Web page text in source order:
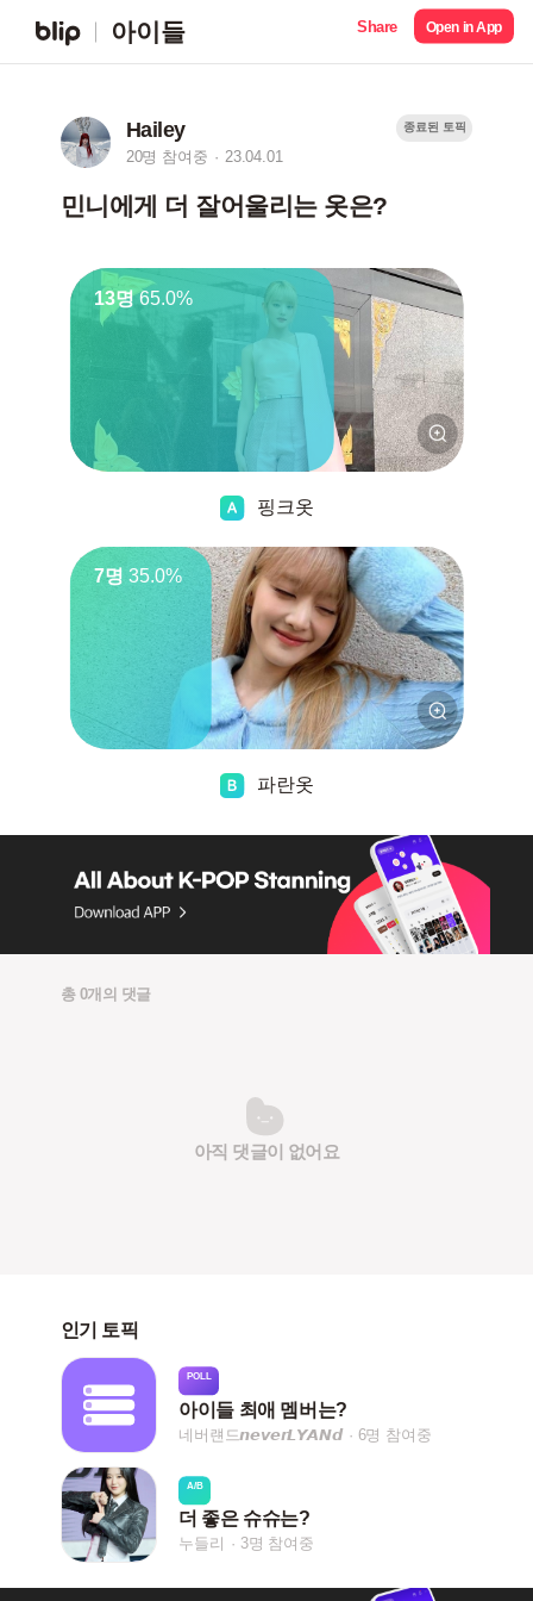
아이들 Share Open in App
Hailey
20명 참여중 23.04.01
종료된 토픽
민니에게 더 잘어울리는 옷은?
13명 65.0%
핑크옷
7명 35.0%
파란옷
총 0개의 댓글
아직 댓글이 없어요
인기 토픽
POLL
아이들 최애 멤버는?
네버럔드𝙣𝙚𝙫𝙚𝙧𝙇𝙔𝘼𝙉𝙙 6명 참여중
A/B
더 좋은 슈슈는?
누들리 3명 참여중